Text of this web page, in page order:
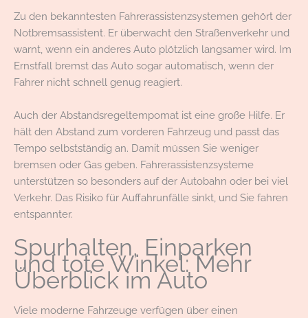
Zu den bekanntesten Fahrerassistenzsystemen gehört der
Notbremsassistent. Er überwacht den Straßenverkehr und
warnt, wenn ein anderes Auto plötzlich langsamer wird. Im
Ernstfall bremst das Auto sogar automatisch, wenn der
Fahrer nicht schnell genug reagiert.
Auch der Abstandsregeltempomat ist eine große Hilfe. Er
hält den Abstand zum vorderen Fahrzeug und passt das
Tempo selbstständig an. Damit müssen Sie weniger
bremsen oder Gas geben. Fahrerassistenzsysteme
unterstützen so besonders auf der Autobahn oder bei viel
Verkehr. Das Risiko für Auffahrunfälle sinkt, und Sie fahren
entspannter.
Spurhalten, Einparken
und tote Winkel: Mehr
Überblick im Auto
Viele moderne Fahrzeuge verfügen über einen